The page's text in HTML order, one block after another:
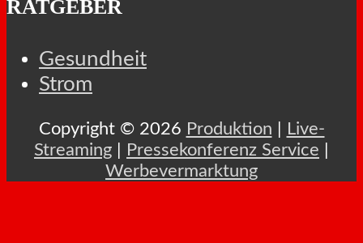
RATGEBER
Gesundheit
Strom
Copyright © 2026 Produktion
Live-
Streaming
Pressekonferenz Service
Werbevermarktung